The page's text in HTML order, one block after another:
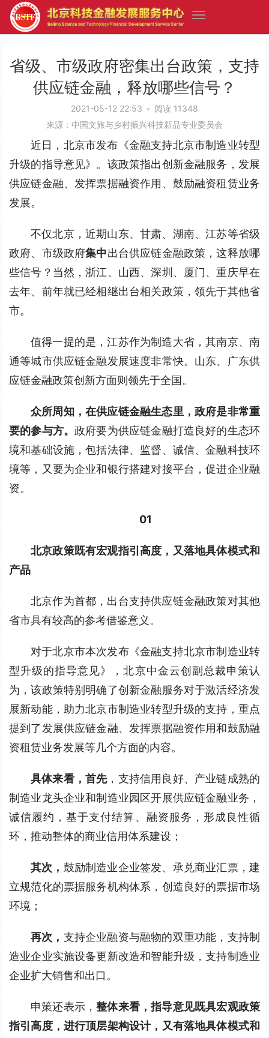
省级、市级政府密集出台政策，支持
供应链金融，释放哪些信号？
2021-05-12 22:53 • 阅读 11348
来源：中国文旅与乡村振兴科技新品专业委员会
近日，北京市发布《金融支持北京市制造业转型
升级的指导意见》。该政策指出创新金融服务，发展
供应链金融、发挥票据融资作用、鼓励融资租赁业务
发展。
不仅北京，近期山东、甘肃、湖南、江苏等省级
政府、市级政府集中出台供应链金融政策，这释放哪
些信号？当然，浙江、山西、深圳、厦门、重庆早在
去年、前年就已经相继出台相关政策，领先于其他省
市。
值得一提的是，江苏作为制造大省，其南京、南
通等城市供应链金融发展速度非常快。山东、广东供
应链金融政策创新方面则领先于全国。
众所周知，在供应链金融生态里，政府是非常重
要的参与方。政府要为供应链金融打造良好的生态环
境和基础设施，包括法律、监督、诚信、金融科技环
境等，又要为企业和银行搭建对接平台，促进企业融
资。
01
北京政策既有宏观指引高度，又落地具体模式和
产品
北京作为首都，出台支持供应链金融政策对其他
省市具有较高的参考借鉴意义。
对于北京市本次发布《金融支持北京市制造业转
型升级的指导意见》，北京中金云创副总裁申策认
为，该政策特别明确了创新金融服务对于激活经济发
展新动能，助力北京市制造业转型升级的支持，重点
提到了发展供应链金融、发挥票据融资作用和鼓励融
资租赁业务发展等几个方面的内容。
具体来看，首先，支持信用良好、产业链成熟的
制造业龙头企业和制造业园区开展供应链金融业务，
诚信履约，基于支付结算、融资服务，形成良性循
环，推动整体的商业信用体系建设；
其次， 鼓励制造业企业签发、承兑商业汇票，建
立规范化的票据服务机构体系，创造良好的票据市场
环境；
再次， 支持企业融资与融物的双重功能，支持制
造业企业实施设备更新改造和智能升级，支持制造业
企业扩大销售和出口。
申策还表示，整体来看，指导意见既具宏观政策
指引高度，进行顶层架构设计，又有落地具体模式和